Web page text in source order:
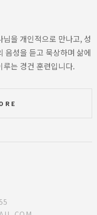
을 개인적으로 만나고, 성
음성을 듣고 묵상하며 삶에
는 경건 훈련입니다.